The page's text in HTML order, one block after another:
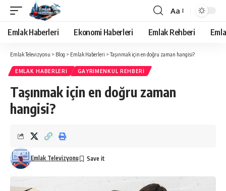
Yazı
Tipi
Boyutlandırıcı
Aa
Emlak Haberleri Ekonomi Haberleri Emlak Rehberi
Emlak Televizyonu > Blog > Emlak Haberleri >Taşınmak için en doğru zaman hangisi?
EMLAK HABERLERI GAYRIMENKUL REHBERI
Taşınmak için en doğru zaman
hangisi?
Emlak Televizyonu